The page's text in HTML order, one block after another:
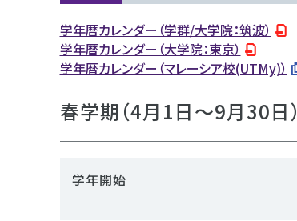
学年暦カレンダー（学群/大学院：筑波）
学年暦カレンダー（大学院：東京）
学年暦カレンダー（マレーシア校(UTMy)）
春学期（4月1日～9月30日）
学年開始